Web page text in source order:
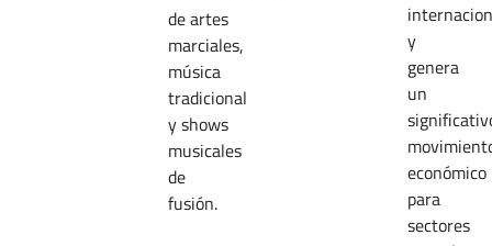
de artes
marciales,
música
tradicional
y shows
musicales
de
fusión.
y
genera
un
económico
para
sectores